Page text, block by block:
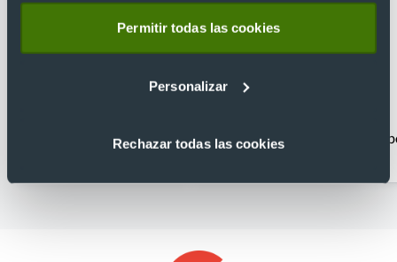
Permitir todas las cookies
Personalizar
Rechazar todas las cookies
Bolígrafos clásicos Bolígrafos con caja